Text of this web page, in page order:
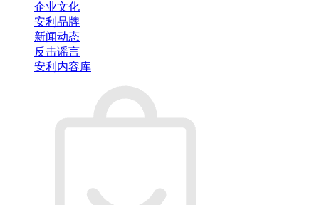
企业文化
安利品牌
新闻动态
反击谣言
安利内容库